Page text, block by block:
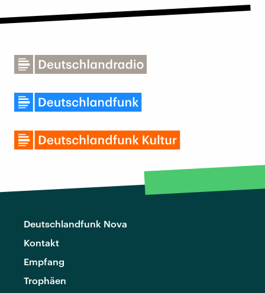
Deutschlandfunk Nova
Kontakt
Empfang
Trophäen